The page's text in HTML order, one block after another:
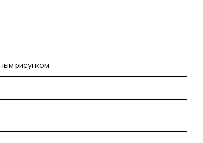
рисунком